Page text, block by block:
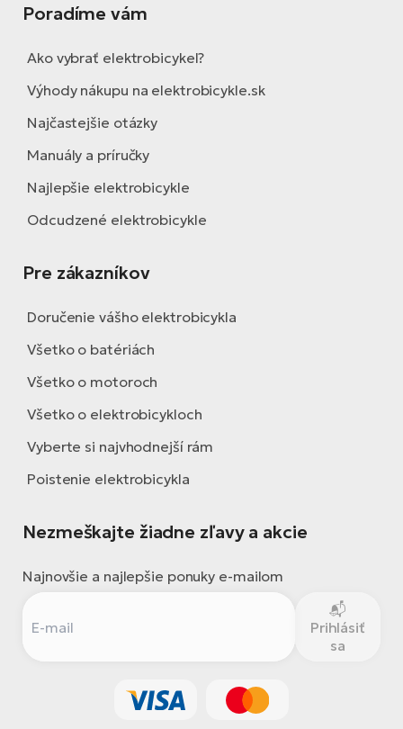
Poradíme vám
Ako vybrať elektrobicykel?
Výhody nákupu na elektrobicykle.sk
Najčastejšie otázky
Manuály a príručky
Najlepšie elektrobicykle
Odcudzené elektrobicykle
Pre zákazníkov
Doručenie vášho elektrobicykla
Všetko o batériách
Všetko o motoroch
Všetko o elektrobicykloch
Vyberte si najvhodnejší rám
Poistenie elektrobicykla
Nezmeškajte žiadne zľavy a akcie
Najnovšie a najlepšie ponuky e-mailom
Prihlásiť
sa